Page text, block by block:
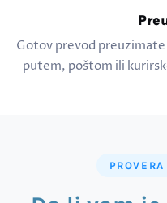
Gotov prevod
putem, poštom ili